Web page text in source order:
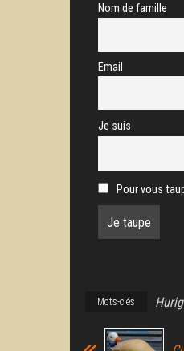
Nom de famille
Email
Je suis
Pour vous
Mots-clés